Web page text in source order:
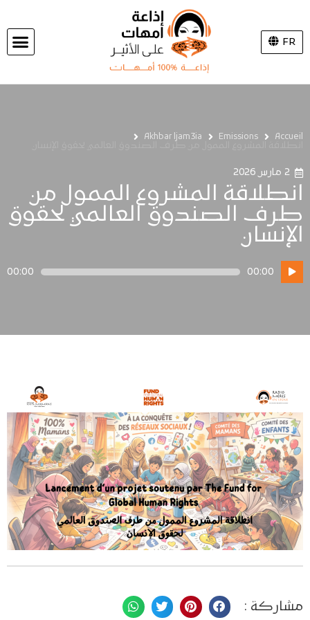
FR
Accueil
Emissions
Akhbar ljam3ia
2 مارس 2026
انطلاقة المشروع الممول من
طرف الصندوق العالمي لحقوق
الإنسان
مشغل
الصوت
00:00
00:00
مشاركة :